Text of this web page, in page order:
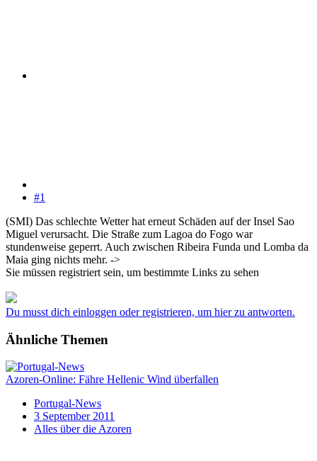
#1
(SMI) Das schlechte Wetter hat erneut Schäden auf der Insel Sao
Miguel verursacht. Die Straße zum Lagoa do Fogo war
stundenweise geperrt. Auch zwischen Ribeira Funda und Lomba da
Maia ging nichts mehr. ->
Sie müssen registriert sein, um bestimmte Links zu sehen
Du musst dich einloggen oder registrieren, um hier zu antworten.
Ähnliche Themen
Azoren-Online: Fähre Hellenic Wind überfallen
Portugal-News
3 September 2011
Alles über die Azoren